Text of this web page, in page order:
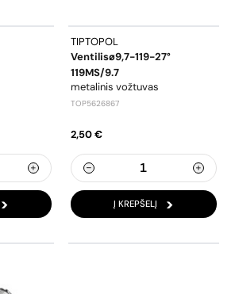
TIPTOPOL
Ventilisø9,7-119-27°
119MS/9.7
metalinis vožtuvas
TOP5626867
2,50 €
Į KREPŠELĮ